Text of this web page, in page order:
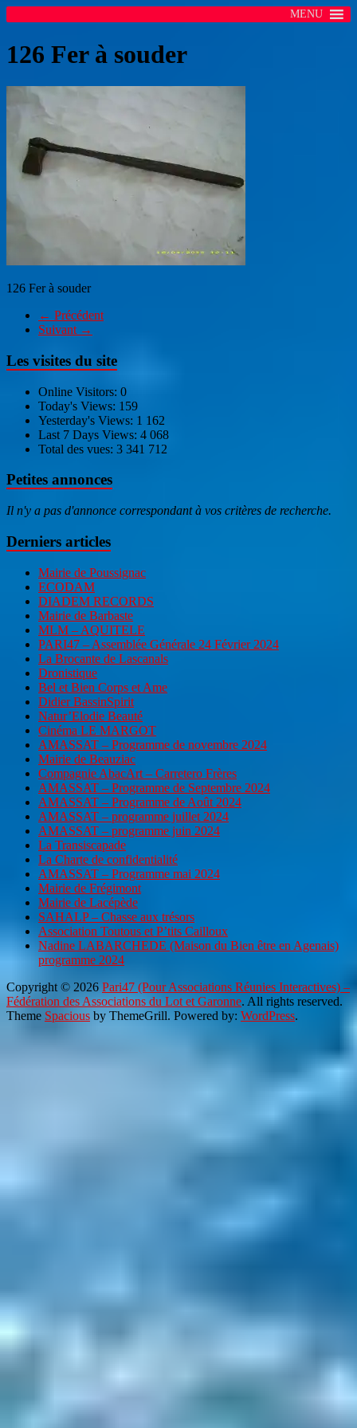
MENU
126 Fer à souder
126 Fer à souder
← Précédent
Suivant →
Les visites du site
Online Visitors: 0
Today's Views: 159
Yesterday's Views: 1 162
Last 7 Days Views: 4 068
Total des vues: 3 341 712
Petites annonces
Il n'y a pas d'annonce correspondant à vos critères de recherche.
Derniers articles
Mairie de Poussignac
ECODAM
DIADEM RECORDS
Mairie de Barbaste
MLM – AQUITELE
PARI47 – Assemblée Générale 24 Février 2024
La Brocante de Lascanals
Dronistique
Bel et Bien Corps et Ame
Didier BassinSpirit
Natur’Elodie Beauté
Cinéma LE MARGOT
AMASSAT – Programme de novembre 2024
Mairie de Beauziac
Compagnie AbacArt – Carretero Frères
AMASSAT – Programme de Septembre 2024
AMASSAT – Programme de Août 2024
AMASSAT – programme juillet 2024
AMASSAT – programme juin 2024
La Transiscapade
La Charte de confidentialité
AMASSAT – Programme mai 2024
Mairie de Frégimont
Mairie de Lacépède
SAHALP – Chasse aux trésors
Association Toutous et P’tits Cailloux
Nadine LABARCHEDE (Maison du Bien être en Agenais)
programme 2024
Copyright © 2026 Pari47 (Pour Associations Réunies Interactives) –
Fédération des Associations du Lot et Garonne. All rights reserved.
Theme Spacious by ThemeGrill. Powered by: WordPress.